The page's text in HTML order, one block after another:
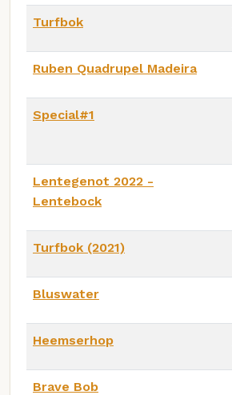
Turfbok
Ruben Quadrupel Madeira
Special#1
Lentegenot 2022 -
Lentebock
Turfbok (2021)
Bluswater
Heemserhop
Brave Bob